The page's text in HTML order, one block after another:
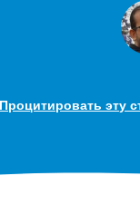
Процитировать эту